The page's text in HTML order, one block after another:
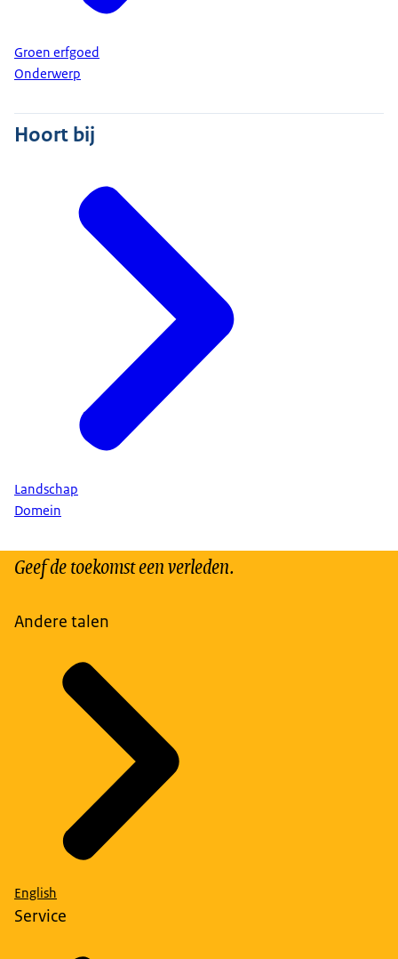
Groen erfgoed
Onderwerp
Hoort bij
Landschap
Domein
Geef de toekomst een verleden.
Andere talen
English
Service